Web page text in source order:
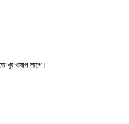
খুব খারাপ লাগে।